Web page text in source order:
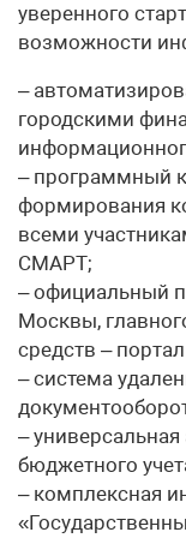
уверенного
возможности
–
городскими
– программный
формирования
всеми
СМАРТ;
– официальный
Москвы,
средств –
– система
–
бюджетного
– комплексная